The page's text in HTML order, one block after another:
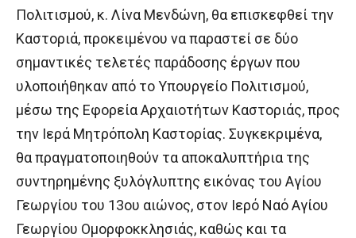
Πολιτισμού, κ. Λίνα Μενδώνη, θα επισκεφθεί την
Καστοριά, προκειμένου να παραστεί σε δύο
σημαντικές τελετές παράδοσης έργων που
υλοποιήθηκαν από το Υπουργείο Πολιτισμού,
μέσω της Εφορεία Αρχαιοτήτων Καστοριάς, προς
την Ιερά Μητρόπολη Καστορίας. Συγκεκριμένα,
θα πραγματοποιηθούν τα αποκαλυπτήρια της
συντηρημένης ξυλόγλυπτης εικόνας του Αγίου
Γεωργίου του 13ου αιώνος, στον Ιερό Ναό Αγίου
Γεωργίου Ομορφοκκλησιάς, καθώς και τα